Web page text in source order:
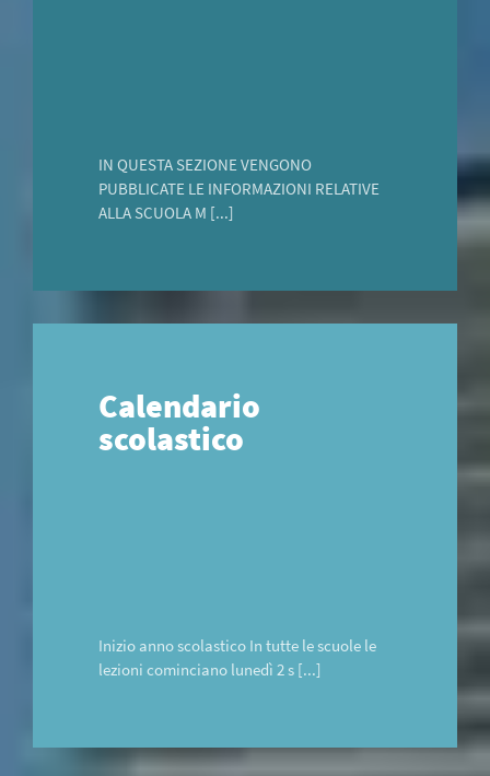
IN QUESTA SEZIONE VENGONO
PUBBLICATE LE INFORMAZIONI RELATIVE
ALLA SCUOLA M [...]
Calendario
scolastico
Inizio anno scolastico In tutte le scuole le
lezioni cominciano lunedì 2 s [...]